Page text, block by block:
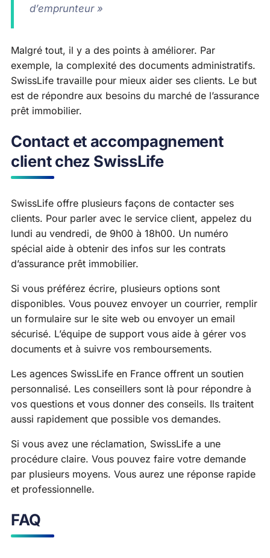
d’emprunteur »
Malgré tout, il y a des points à améliorer. Par
exemple, la complexité des documents administratifs.
SwissLife travaille pour mieux aider ses clients. Le but
est de répondre aux besoins du marché de l’assurance
prêt immobilier.
Contact et accompagnement
client chez SwissLife
SwissLife offre plusieurs façons de contacter ses
clients. Pour parler avec le service client, appelez du
lundi au vendredi, de 9h00 à 18h00. Un numéro
spécial aide à obtenir des infos sur les contrats
d’assurance prêt immobilier.
Si vous préférez écrire, plusieurs options sont
disponibles. Vous pouvez envoyer un courrier, remplir
un formulaire sur le site web ou envoyer un email
sécurisé. L’équipe de support vous aide à gérer vos
documents et à suivre vos remboursements.
Les agences SwissLife en France offrent un soutien
personnalisé. Les conseillers sont là pour répondre à
vos questions et vous donner des conseils. Ils traitent
aussi rapidement que possible vos demandes.
Si vous avez une réclamation, SwissLife a une
procédure claire. Vous pouvez faire votre demande
par plusieurs moyens. Vous aurez une réponse rapide
et professionnelle.
FAQ